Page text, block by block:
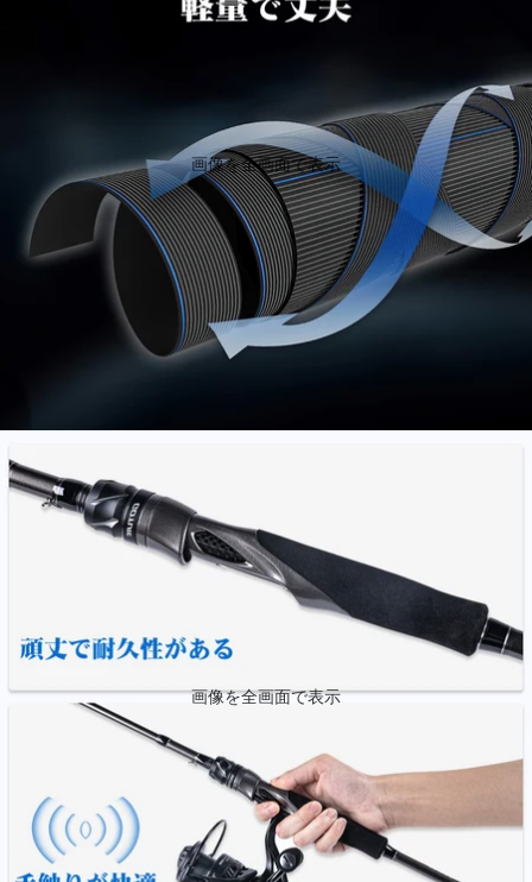
画像を全画面で表示
画像を全画面で表示